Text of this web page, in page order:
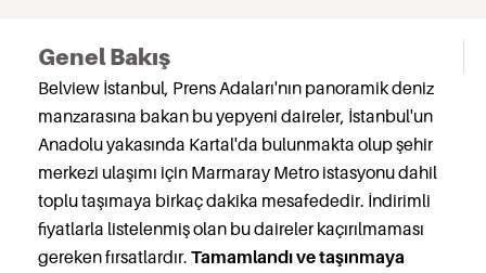
Genel Bakış
Belview İstanbul, Prens Adaları'nın panoramik deniz
manzarasına bakan bu yepyeni daireler, İstanbul'un
Anadolu yakasında Kartal'da bulunmakta olup şehir
merkezi ulaşımı için Marmaray Metro istasyonu dahil
toplu taşımaya birkaç dakika mesafededir. İndirimli
fiyatlarla listelenmiş olan bu daireler kaçırılmaması
gereken fırsatlardır. Tamamlandı ve taşınmaya